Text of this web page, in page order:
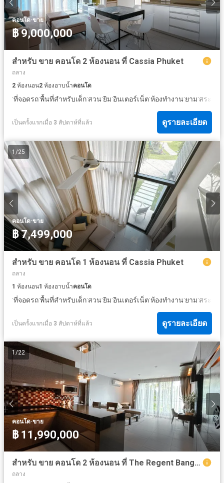
คอนโด·ขาย
฿ 9,000,000
สำหรับ ขาย คอนโด 2 ห้องนอน ที่ Cassia Phuket
ถลาง
2 ห้องนอน2 ห้องอาบน้ำคอนโด
·ที่จอดรถ·พื้นที่สำหรับเด็ก·สวน·ยิม·อินเตอร์เน็ต·ห้องทำงาน·ยาม·สระว่า
เป็นครั้งแรกเมื่อ 3 สัปดาห์ที่แล้ว ดูรายละเอียด
1 /25
คอนโด·ขาย
฿ 7,499,000
สำหรับ ขาย คอนโด 1 ห้องนอน ที่ Cassia Phuket
ถลาง
1 ห้องนอน1 ห้องอาบน้ำคอนโด
·ที่จอดรถ·พื้นที่สำหรับเด็ก·สวน·ยิม·อินเตอร์เน็ต·ห้องทำงาน·ยาม·สระว่า
เป็นครั้งแรกเมื่อ 3 สัปดาห์ที่แล้ว ดูรายละเอียด
1 /22
คอนโด·ขาย
฿ 11,990,000
สำหรับ ขาย คอนโด 2 ห้องนอน ที่ The Regent Bangtao
ถลาง